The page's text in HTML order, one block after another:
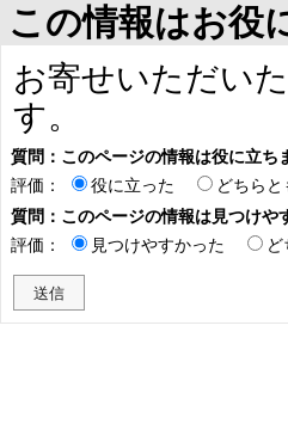
この情報はお役
お寄せいただい
す。
質問：このページの情報は役に立ち
評価：
役に立った どちら
質問：このページの情報は見つけや
評価：
見つけやすかった